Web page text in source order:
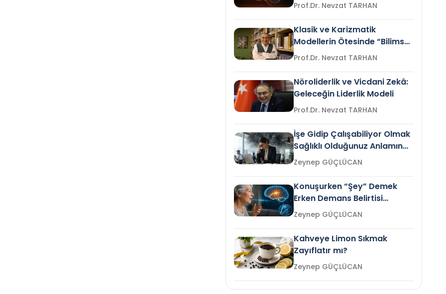
Prof.Dr. Nevzat TARHAN
Klasik ve Karizmatik
Modellerin Ötesinde “Bilimsel
Liderlik”
Prof.Dr. Nevzat TARHAN
Nöroliderlik ve Vicdani Zekâ:
Geleceğin Liderlik Modeli
Prof.Dr. Nevzat TARHAN
İşe Gidip Çalışabiliyor Olmak
Sağlıklı Olduğunuz Anlamına
Gelir mi?Zeynep GÜÇLÜCAN
Konuşurken “Şey” Demek
Erken Demans Belirtisi
Olabilir mi?Zeynep GÜÇLÜCAN
Kahveye Limon Sıkmak
Zayıflatır mı?
Zeynep GÜÇLÜCAN